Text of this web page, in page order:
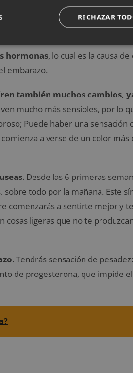
de cansancio y fatiga. A lo
dormida más temprano de lo
hormonas, lo cual es la causa de
embarazo.
también muchos cambios,
mucho más sensibles, por lo
Puede haber una sensación
a verse de un color más
. Desde las 6 primeras
todo por la mañana. Este
comenzarás a sentirte mejor y
cosas ligeras que no te produzcan
. Tendrás sensación de
de progesterona, que impide
RECHAZAR